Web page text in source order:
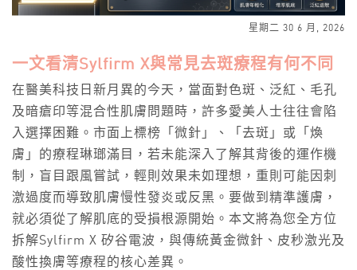
星期二 30 6 月, 2026
一文看清Sylfirm X與常見去斑療程有何不同
在醫美科技日新月異的今天，當面對色斑、泛紅、毛孔
及暗瘡印等混合性肌膚問題時，許多愛美人士往往會陷
入選擇困難。市面上標榜「微針」、「去斑」或「煥
膚」的療程琳瑯滿目，若未能深入了解其背後的運作機
制，盲目跟風嘗試，輕則效果未如理想，重則可能因刺
激過度而導致肌膚慢性發炎或反黑。要做到精準護膚，
就必須從了解肌底的受損根源開始。本文將為您全方位
拆解Sylfirm X 矽谷電波，與傳統黃金微針、皮秒激光及
酸性換膚等療程的核心差異。